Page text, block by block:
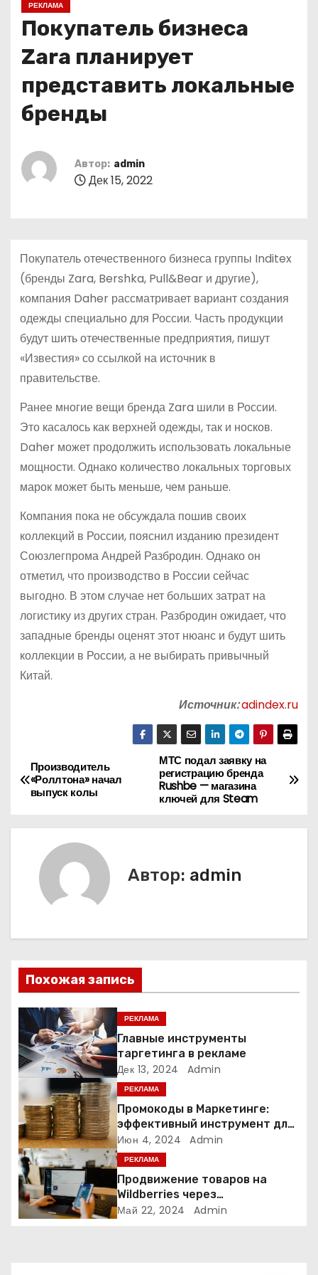
РЕКЛАМА
Покупатель бизнеса
Zara планирует
представить локальные
бренды
Автор: admin
Дек 15, 2022
Покупатель отечественного бизнеса группы Inditex
(бренды Zara, Bershka, Pull&Bear и другие),
компания Daher рассматривает вариант создания
одежды специально для России. Часть продукции
будут шить отечественные предприятия, пишут
«Известия» со ссылкой на источник в
правительстве.
Ранее многие вещи бренда Zara шили в России.
Это касалось как верхней одежды, так и носков.
Daher может продолжить использовать локальные
мощности. Однако количество локальных торговых
марок может быть меньше, чем раньше.
Компания пока не обсуждала пошив своих
коллекций в России, пояснил изданию президент
Союзлегпрома Андрей Разбродин. Однако он
отметил, что производство в России сейчас
выгодно. В этом случае нет больших затрат на
логистику из других стран. Разбродин ожидает, что
западные бренды оценят этот нюанс и будут шить
коллекции в России, а не выбирать привычный
Китай.
Источник:adindex.ru
Н
а
в
ц
и
я
п
о
з
а
п
и
с
МТС подал заявку на
регистрацию бренда
Rushbe — магазина
ключей для Steam
Производитель
«Роллтона» начал
выпуск колы
Автор: admin
Похожая запись
РЕКЛАМА
Главные инструменты
таргетинга в рекламе
Дек 13, 2024 Admin
РЕКЛАМА
Промокоды в Маркетинге:
эффективный инструмент для
увеличения продаж и
привлечения клиентов
Июн 4, 2024 Admin
РЕКЛАМА
Продвижение товаров на
Wildberries через
Яндекс.Директ в 2024 году:
Май 22, 2024 Admin